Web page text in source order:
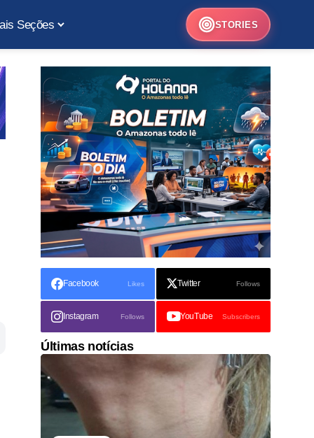
Seções STORIES
Facebook Likes Twitter Follows
Instagram Follows YouTube Subscribers
Últimas notícias